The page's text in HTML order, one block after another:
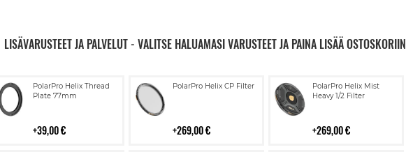
LISÄVARUSTEET JA PALVELUT - VALITSE HALUAMASI VARUSTEET JA PAINA LISÄÄ OSTOSKORIIN
PolarPro Helix Thread
Plate 77mm
39,00 €
Lisää
ostoskoriin
PolarPro Helix CP Filter
269,00 €
Lisää
PolarPro Helix Mist
Heavy 1/2 Filter
269,00 €
Lisää
ostoskoriin